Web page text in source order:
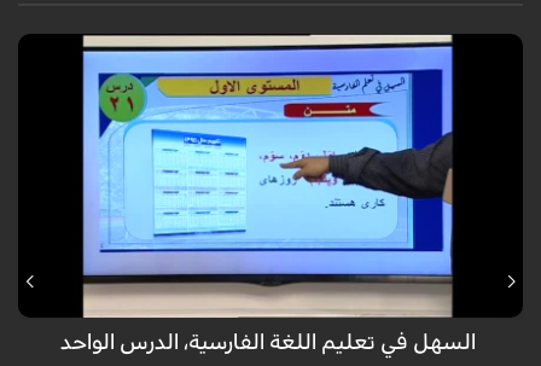
المستوى الأول، الدرس الواحد والعشرون،نصوص حول الزمن والوقت، مع الاستاذ
السهل في تعليم اللغة الفارسية، الدرس الواحد